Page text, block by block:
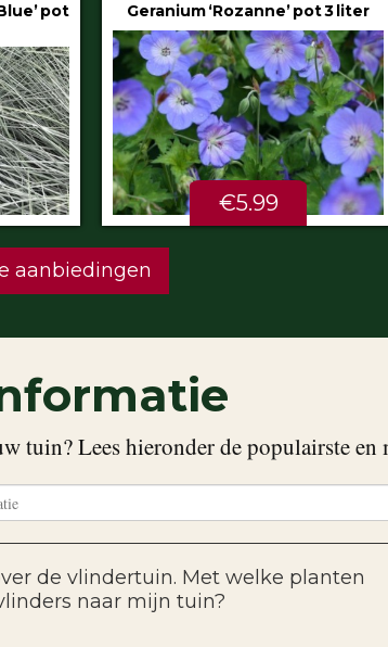
3 liter
Hydrangea ‘Incrediball’ of ‘Strong
Annabelle’ pot 3 liter
STUNT €9.50 ipv €11.99
aanbiedingen
tuin? Lees hieronder de populairste en
de vlindertuin. Met welke planten
naar mijn tuin?